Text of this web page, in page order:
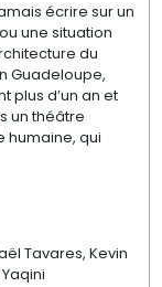
écrire sur un
une situation
du
Guadeloupe,
plus d’un an et
un théâtre
humaine, qui
Tavares, Kevin